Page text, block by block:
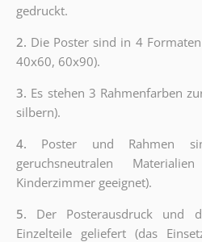
gedruckt.
2. Die Poster sind in 4
40x60, 60x90).
3. Es stehen 3 Rahmenfarben
silbern).
4. Poster und Rahmen
geruchsneutralen
Kinderzimmer geeignet).
5. Der Posterausdruck und
Einzelteile geliefert (das